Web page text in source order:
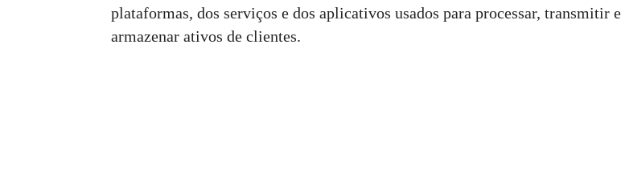
plataformas, dos serviços e dos aplicativos usados para processar, transmitir e
armazenar ativos de clientes.